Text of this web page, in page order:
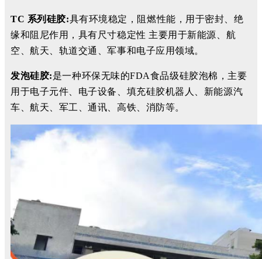
TC 系列硅胶:具有环境稳定 ，阻燃性能， 用于密封、绝
缘和阻尼作用，具有尺寸稳定性 主要用于新能源、航
空、航天、轨道交通、军事和电子应用领域。
发泡硅胶:是一种环保无味的FDA食品级硅胶泡棉， 主要
用于电子元件、电子设备、 填充硅胶机器人、新能源汽
车 、航天、军工、通讯、 高铁、消防等。